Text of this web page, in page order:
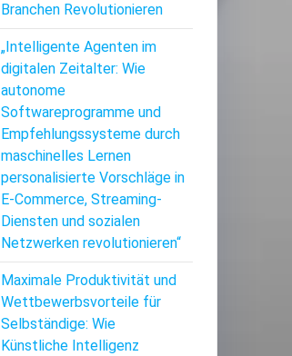
Branchen Revolutionieren
„Intelligente Agenten im
digitalen Zeitalter: Wie
autonome
Softwareprogramme und
Empfehlungssysteme durch
maschinelles Lernen
personalisierte Vorschläge in
E-Commerce, Streaming-
Diensten und sozialen
Netzwerken revolutionieren“
Maximale Produktivität und
Wettbewerbsvorteile für
Selbständige: Wie
Künstliche Intelligenz